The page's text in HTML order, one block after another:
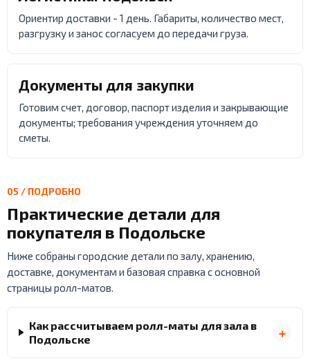
Ориентир доставки - 1 день. Габариты, количество мест,
разгрузку и занос согласуем до передачи груза.
Документы для закупки
Готовим счет, договор, паспорт изделия и закрывающие
документы; требования учреждения уточняем до
сметы.
05 / ПОДРОБНО
Практические детали для
покупателя в Подольске
Ниже собраны городские детали по залу, хранению,
доставке, документам и базовая справка с основной
страницы ролл-матов.
Как рассчитываем ролл-маты для зала в
Подольске